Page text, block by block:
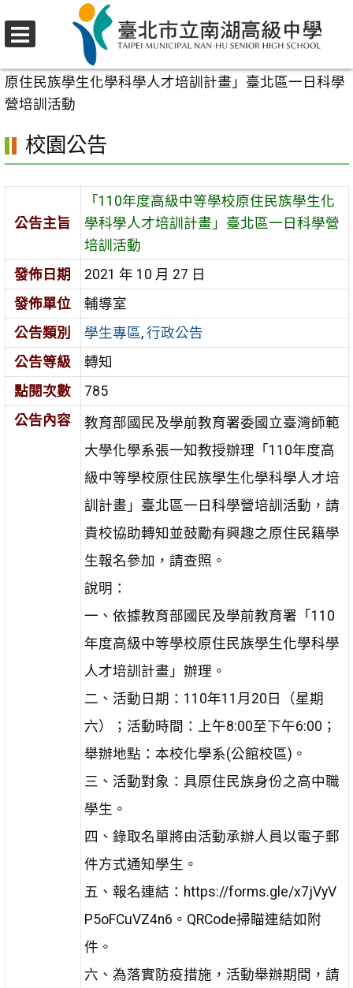
至
要
內
校園公告
原住民族學生化學科學人才培訓計畫」臺北區一日科學
營培訓活動
校園公告
公告主旨
「110年度高級中等學校原住民族學生化
學科學人才培訓計畫」臺北區一日科學營
培訓活動
發佈日期
2021 年 10 月 27 日
發佈單位
輔導室
公告類別
學生專區, 行政公告
公告等級
轉知
點閱次數
785
公告內容
教育部國民及學前教育署委國立臺灣師範
大學化學系張一知教授辦理「110年度高
級中等學校原住民族學生化學科學人才培
訓計畫」臺北區一日科學營培訓活動，請
貴校協助轉知並鼓勵有興趣之原住民籍學
生報名參加，請查照。
說明：
一、依據教育部國民及學前教育署「110
年度高級中等學校原住民族學生化學科學
人才培訓計畫」辦理。
二、活動日期：110年11月20日（星期
六）；活動時間：上午8:00至下午6:00；
舉辦地點：本校化學系(公館校區)。
三、活動對象：具原住民族身份之高中職
學生。
四、錄取名單將由活動承辦人員以電子郵
件方式通知學生。
五、報名連結：https://forms.gle/x7jVyV
P5oFCuVZ4n6。QRCode掃瞄連結如附
件。
六、為落實防疫措施，活動舉辦期間，請
選
單